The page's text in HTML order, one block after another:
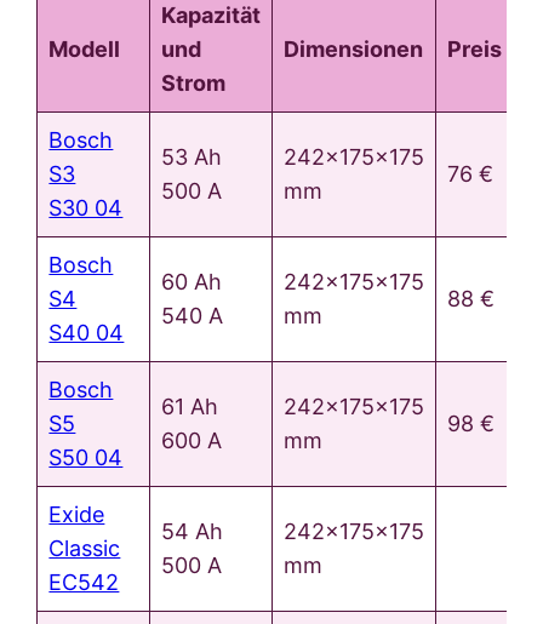
Modell
Kapazität
und
Strom
Dimensionen Preis
Bosch
S3
S30 04
53 Ah
500 A
242x175x175
mm
76 €
Bosch
S4
S40 04
60 Ah
540 A
242x175x175
mm
88 €
Bosch
S5
S50 04
61 Ah
600 A
242x175x175
mm
98 €
Exide
Classic
EC542
54 Ah
500 A
242x175x175
mm